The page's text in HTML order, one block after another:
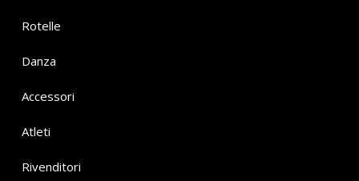
Rotelle
Danza
Accessori
Atleti
Rivenditori